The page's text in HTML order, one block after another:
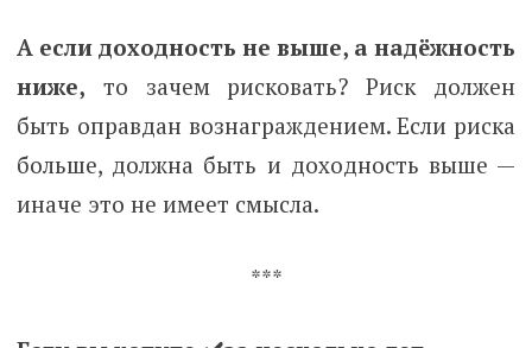
А если доходность не выше, а надёжность
ниже, то зачем рисковать? Риск должен
быть оправдан вознаграждением. Если риска
больше, должна быть и доходность выше —
иначе это не имеет смысла.
***